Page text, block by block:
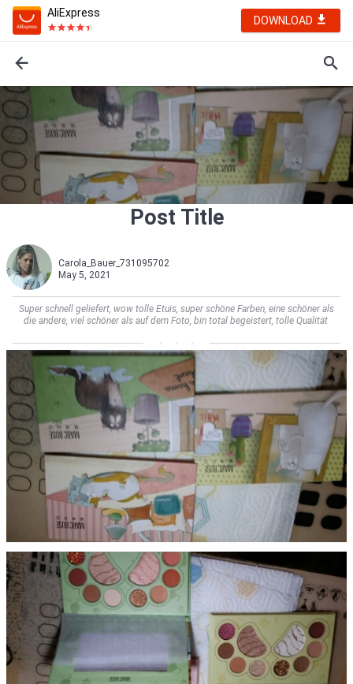
AliExpress
DOWNLOAD
Post Title
Carola_Bauer_731095702
May 5, 2021
Super schnell geliefert, wow tolle Etuis, super schöne Farben, eine schöner als
die andere, viel schöner als auf dem Foto, bin total begeistert, tolle Qualität                     